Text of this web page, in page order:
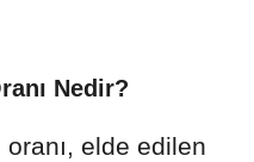
Nedir?
elde edilen